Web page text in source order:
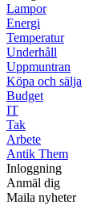
Lampor
Energi
Temperatur
Underhåll
Uppmuntran
Köpa och sälja
Budget
IT
Tak
Arbete
Antik Them
Inloggning
Anmäl dig
Maila nyheter